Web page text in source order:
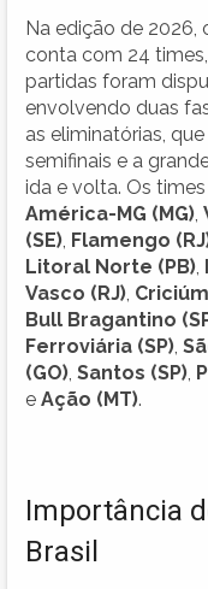
Na edição de 2026,
conta com 24
partidas foram
envolvendo duas
as eliminatórias,
semifinais e a
ida e volta. Os
América-MG (MG)
(SE) Flamengo
Litoral Norte (PB)
Vasco (RJ)
Bull Bragantino
Ferroviária (SP)
(GO) Santos (SP)
e Ação (MT).
Importância
Brasil